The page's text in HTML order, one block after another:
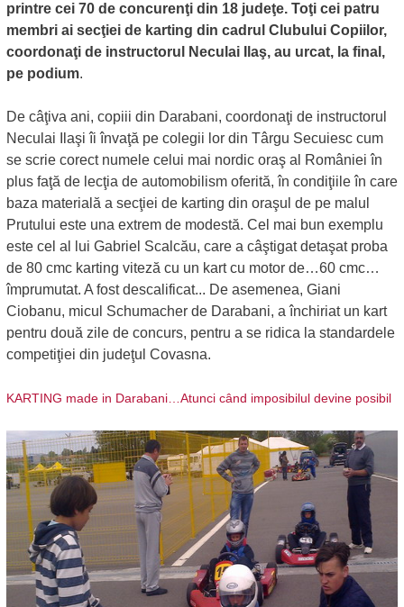
printre cei 70 de concurenţi din 18 judeţe. Toţi cei patru
membri ai secţiei de karting din cadrul Clubului Copiilor,
coordonaţi de instructorul Neculai Ilaş, au urcat, la final,
pe podium.
De câţiva ani, copiii din Darabani, coordonaţi de instructorul
Neculai Ilaşi îi învaţă pe colegii lor din Târgu Secuiesc cum
se scrie corect numele celui mai nordic oraş al României în
plus faţă de lecţia de automobilism oferită, în condiţiile în care
baza materială a secţiei de karting din oraşul de pe malul
Prutului este una extrem de modestă. Cel mai bun exemplu
este cel al lui Gabriel Scalcău, care a câştigat detaşat proba
de 80 cmc karting viteză cu un kart cu motor de…60 cmc…
împrumutat. A fost descalificat... De asemenea, Giani
Ciobanu, micul Schumacher de Darabani, a închiriat un kart
pentru două zile de concurs, pentru a se ridica la standardele
competiţiei din judeţul Covasna.
KARTING made in Darabani…Atunci când imposibilul devine posibil